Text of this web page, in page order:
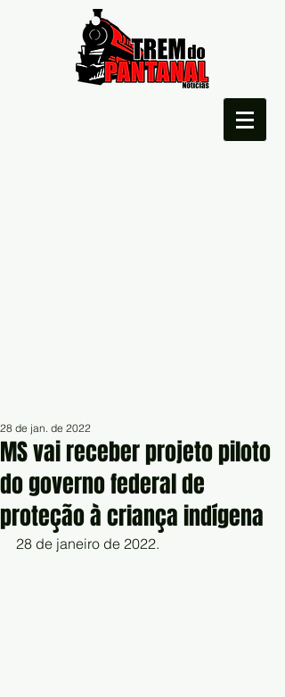
MS vai receber projeto piloto
do governo federal de
proteção à criança indígena
28 de jan. de 2022
28 de janeiro de 2022.